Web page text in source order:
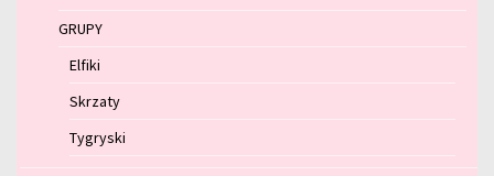
GRUPY
Elfiki
Skrzaty
Tygryski